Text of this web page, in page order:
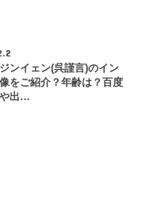
ンイェン(呉謹言)のイン
をご紹介？年齢は？百度
出…